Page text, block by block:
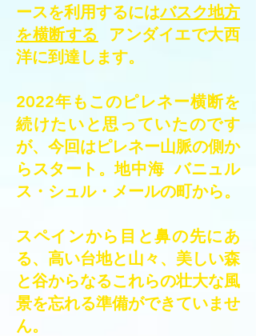
ースを利用するにはバスク地方
を横断する アンダイエで大西
洋に到達します。
2022年もこのピレネー横断を
続けたいと思っていたのです
が、今回はピレネー山脈の側か
らスタート。地中海バニュル
ス・シュル・メールの町から。
スペインから目と鼻の先にあ
る、高い台地と山々、美しい森
と谷からなるこれらの壮大な風
景を忘れる準備ができていませ
ん。